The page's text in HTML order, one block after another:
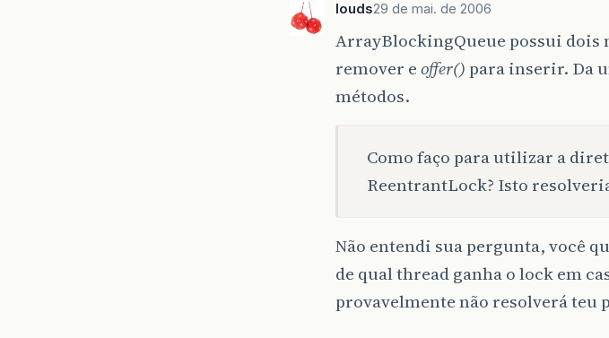
louds29 de mai. de 2006
ArrayBlockingQueue possui dois
remover eoffer() para inserir. Da
métodos.
Como faço para utilizar a
ReentrantLock? Isto
Não entendi sua pergunta, você
de qual thread ganha o lock em
provavelmente não resolverá teu